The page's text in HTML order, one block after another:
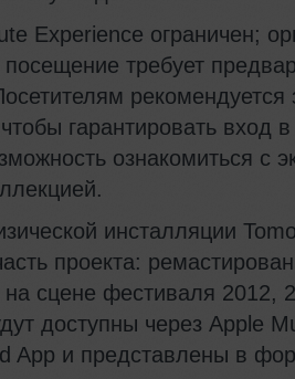
Experience ограничен;
требует
рекомендуется
гарантировать вход в
ознакомиться с
инсталляции
проекта:
сцене фестиваля 2012,
доступны через Apple
App и представлены в